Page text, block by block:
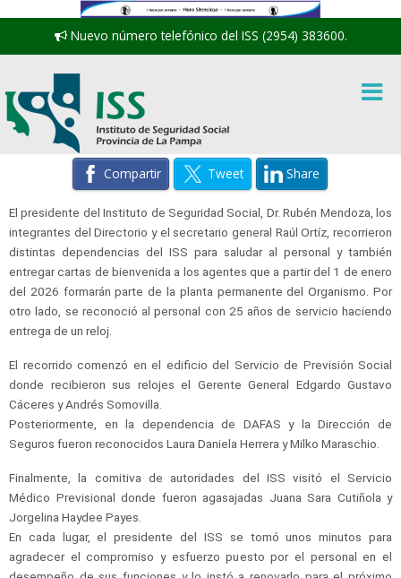
Nuevo número telefónico del ISS (2954) 383600.
Compartir Tweet Share
El presidente del Instituto de Seguridad Social, Dr. Rubén Mendoza, los
integrantes del Directorio y el secretario general Raúl Ortíz, recorrieron
distintas dependencias del ISS para saludar al personal y también
entregar cartas de bienvenida a los agentes que a partir del 1 de enero
del 2026 formarán parte de la planta permanente del Organismo. Por
otro lado, se reconoció al personal con 25 años de servicio haciendo
entrega de un reloj.
El recorrido comenzó en el edificio del Servicio de Previsión Social
donde recibieron sus relojes el Gerente General Edgardo Gustavo
Cáceres y Andrés Somovilla.
Posteriormente, en la dependencia de DAFAS y la Dirección de
Seguros fueron reconocidos Laura Daniela Herrera y Milko Maraschio.
Finalmente, la comitiva de autoridades del ISS visitó el Servicio
Médico Previsional donde fueron agasajadas Juana Sara Cutiñola y
Jorgelina Haydee Payes.
En cada lugar, el presidente del ISS se tomó unos minutos para
agradecer el compromiso y esfuerzo puesto por el personal en el